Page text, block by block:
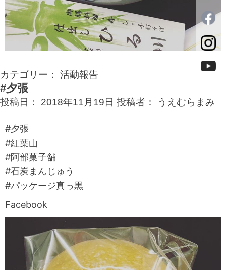
カテゴリー： 活動報告
#夕張
投稿日： 2018年11月19日 投稿者： うえむらまみ
#夕張
#紅葉山
#阿部菓子舗
#石炭まんじゅう
#パッケージ真っ黒
Facebook